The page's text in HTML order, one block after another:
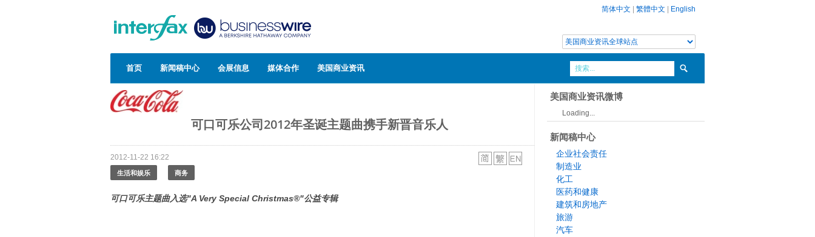
简体中文 繁體中文 English
首页 新闻稿中心 会展信息 媒体合作 美国商业资讯
可口可乐公司2012年圣诞主题曲携手新晋音乐人
2012-11-22 16:22
生活和娱乐 商务
可口可乐主题曲入选"A Very Special Christmas®"公益专辑
美国商业资讯微博
Loading...
新闻稿中心
企业社会责任
制造业
化工
医药和健康
建筑和房地产
旅游
汽车